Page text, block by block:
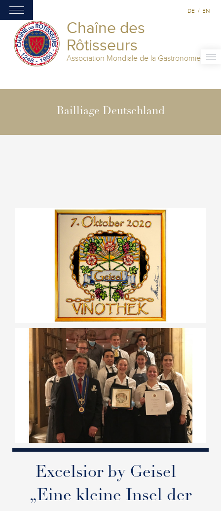
Chaîne des
Rôtisseurs
Association Mondiale de la Gastronomie
DE / EN
Bailliage Deutschland
Excelsior by Geisel
„Eine kleine Insel der